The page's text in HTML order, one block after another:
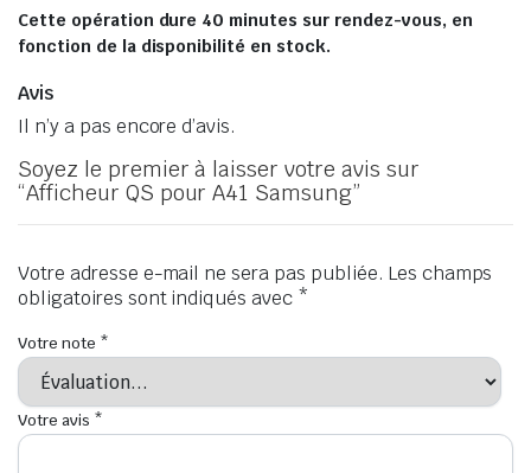
Cette opération dure 40 minutes sur rendez-vous, en
fonction de la disponibilité en stock.
Avis
Il n’y a pas encore d’avis.
Soyez le premier à laisser votre avis sur
“Afficheur QS pour A41 Samsung”
Votre adresse e-mail ne sera pas publiée. Les champs
obligatoires sont indiqués avec *
Votre note *
Votre avis *